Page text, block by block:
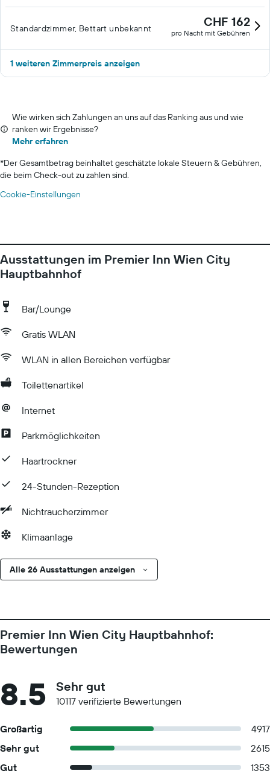
Standardzimmer, Bettart unbekannt CHF 162
pro Nacht mit Gebühren
1 weiteren Zimmerpreis anzeigen
Wie wirken sich Zahlungen an uns auf das Ranking aus und wie
ranken wir Ergebnisse?
Mehr erfahren
*Der Gesamtbetrag beinhaltet geschätzte lokale Steuern & Gebühren,
die beim Check-out zu zahlen sind.
Cookie-Einstellungen
Ausstattungen im Premier Inn Wien City
Hauptbahnhof
Bar/Lounge
Gratis WLAN
WLAN in allen Bereichen verfügbar
Toilettenartikel
Internet
Parkmöglichkeiten
Haartrockner
24-Stunden-Rezeption
Nichtraucherzimmer
Klimaanlage
Alle 26 Ausstattungen anzeigen
Premier Inn Wien City Hauptbahnhof:
Bewertungen
8.5 Sehr gut
10117 verifizierte Bewertungen
Großartig
4917
Sehr gut
2615
Gut
1353